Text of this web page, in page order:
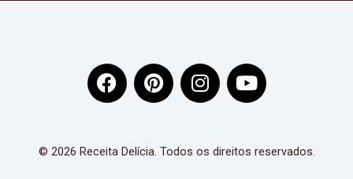
F
a
b
P
i
e
I
n
a
Y
o
u
© 2026 Receita Delícia. Todos os direitos reservados.